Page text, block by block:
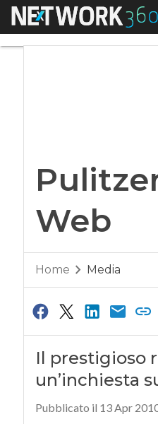
Menu
Web
Home Media
Il prestigioso
un’inchiesta
Pubblicato il 13 Apr